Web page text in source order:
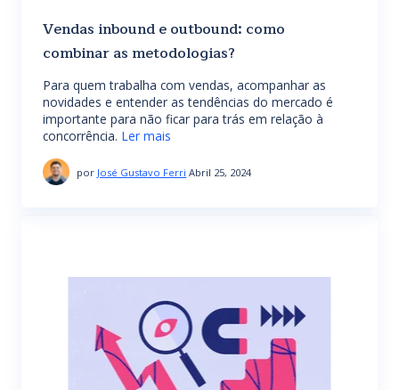
Vendas inbound e outbound: como
combinar as metodologias?
Para quem trabalha com vendas, acompanhar as
novidades e entender as tendências do mercado é
importante para não ficar para trás em relação à
concorrência. Ler mais
por José Gustavo Ferri Abril 25, 2024